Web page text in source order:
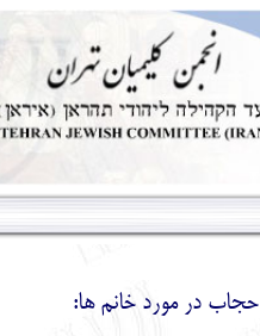
حجاب در مورد خانم ها: